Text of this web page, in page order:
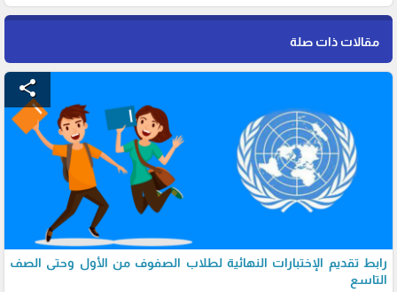
مقالات ذات صلة
share
رابط تقديم الإختبارات النهائية لطلاب الصفوف من الأول وحتى الصف
التاسع